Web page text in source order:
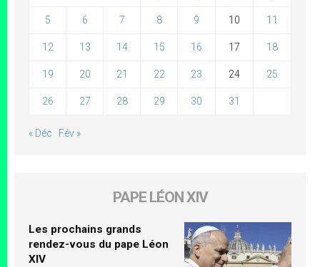
5 6 7 8 9 10 11
12 13 14 15 16 17 18
19 20 21 22 23 24 25
26 27 28 29 30 31
« Déc Fév »
PAPE LÉON XIV
Les prochains grands
rendez-vous du pape Léon
XIV